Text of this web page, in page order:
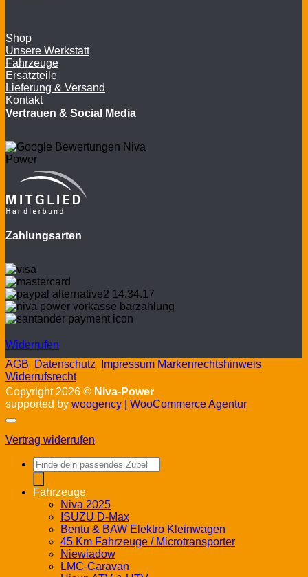
Shop
Unsere Werkstatt
Fahrzeuge
Ersatzteile
Lieferung & Versand
Kontakt
Vertrauen & Social Media
Zahlungsarten
Widerrufen
AGB
Datenschutz Impressum Markenrechtshinweis
Widerrufsrecht
Copyright 2026 © Niva-Power
supported by woogency | WooCommerce Agentur
Vertrag widerrufen
Products
search
Fahrzeuge
Niva 2025
ISUZU D-Max
Bentu & BAW Elektro Kleinwagen
45 Km Fahrzeuge / Microtransporter
Niewiadow
LMC-Caravan